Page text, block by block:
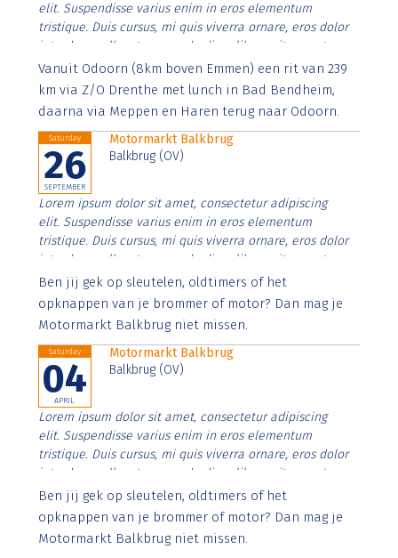
elit. Suspendisse varius enim in eros elementum
tristique. Duis cursus, mi quis viverra ornare, eros dolor
interdum nulla, ut commodo diam libero vitae erat.
Aenean faucibus nibh et justo cursus id rutrum lorem
imperdiet. Nunc ut sem vitae risus tristique posuere.
Vanuit Odoorn (8km boven Emmen) een rit van 239
km via Z/O Drenthe met lunch in Bad Bendheim,
daarna via Meppen en Haren terug naar Odoorn.
Saturday
26
SEPTEMBER
Motormarkt Balkbrug
Balkbrug (OV)
Lorem ipsum dolor sit amet, consectetur adipiscing
elit. Suspendisse varius enim in eros elementum
tristique. Duis cursus, mi quis viverra ornare, eros dolor
interdum nulla, ut commodo diam libero vitae erat.
Aenean faucibus nibh et justo cursus id rutrum lorem
imperdiet. Nunc ut sem vitae risus tristique posuere.
Ben jij gek op sleutelen, oldtimers of het
opknappen van je brommer of motor? Dan mag je
Motormarkt Balkbrug niet missen.
Saturday
04
APRIL
Motormarkt Balkbrug
Balkbrug (OV)
Lorem ipsum dolor sit amet, consectetur adipiscing
elit. Suspendisse varius enim in eros elementum
tristique. Duis cursus, mi quis viverra ornare, eros dolor
interdum nulla, ut commodo diam libero vitae erat.
Aenean faucibus nibh et justo cursus id rutrum lorem
imperdiet. Nunc ut sem vitae risus tristique posuere.
Ben jij gek op sleutelen, oldtimers of het
opknappen van je brommer of motor? Dan mag je
Motormarkt Balkbrug niet missen.